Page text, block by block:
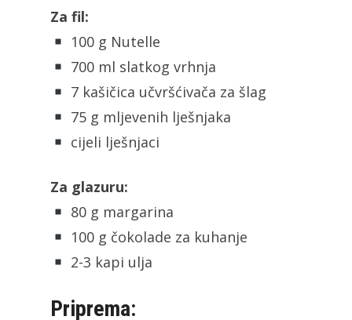
Za fil:
100 g Nutelle
700 ml slatkog vrhnja
7 kašičica učvršćivača za šlag
75 g mljevenih lješnjaka
cijeli lješnjaci
Za glazuru:
80 g margarina
100 g čokolade za kuhanje
2-3 kapi ulja
Priprema: